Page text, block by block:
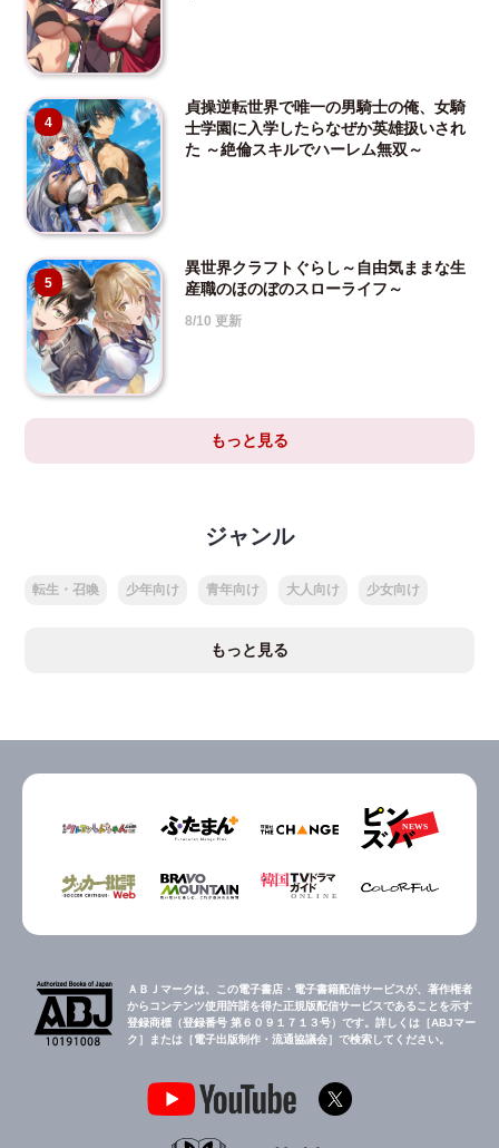
4
貞操逆転世界で唯一の男騎士の俺、女騎
士学園に入学したらなぜか英雄扱いされ
た ～絶倫スキルでハーレム無双～
5
異世界クラフトぐらし～自由気ままな生
産職のほのぼのスローライフ～
8/10 更新
もっと見る
ジャンル
転生・召喚 少年向け 青年向け 大人向け 少女向け
もっと見る
ＡＢＪマークは、この電子書店・電子書籍配信サービスが、著作権者
からコンテンツ使用許諾を得た正規版配信サービスであることを示す
登録商標（登録番号 第６０９１７１３号）です。詳しくは［ABJマー
ク］または［電子出版制作・流通協議会］で検索してください。